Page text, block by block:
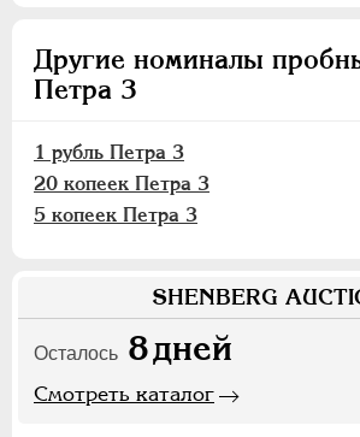
Другие номиналы
Петра 3
1 рубль Петра 3
20 копеек Петра 3
5 копеек Петра 3
SHENBERG
Осталось 8дней
Смотреть каталог